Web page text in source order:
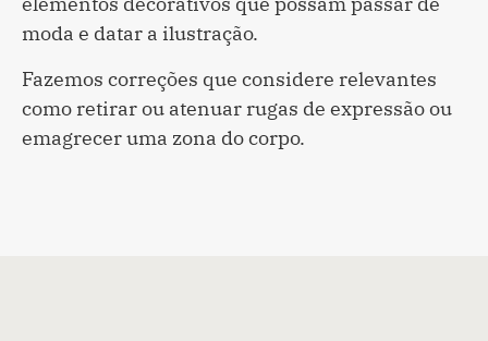
moda e datar a ilustração.
Fazemos correções que considere relevantes
como retirar ou atenuar rugas de expressão ou
emagrecer uma zona do corpo.